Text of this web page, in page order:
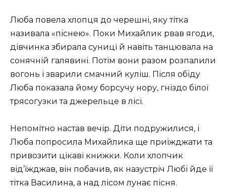
Люба повела хлопця до черешні, яку тітка
називала «піснею». Поки Михайлик рвав ягоди,
дівчинка збирала суниці й навіть танцювала на
сонячній галявині. Потім вони разом розпалили
вогонь і зварили смачний куліш. Після обіду
Люба показала йому борсучу нору, гніздо білої
трясогузки та джерельце в лісі.
Непомітно настав вечір. Діти подружилися, і
Люба попросила Михайлика ще приїжджати та
привозити цікаві книжки. Коли хлопчик
від’їжджав, він побачив, як назустріч Любі йде її
тітка Василина, а над лісом лунає пісня.